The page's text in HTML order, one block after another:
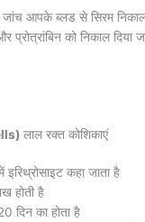
जांच आपके ब्लड से सिरम
प्रोत्रांबिन को निकाल दिया
लाल रक्त कोशिकाएं
इरिथ्रोसाइट कहा जाता है
होती है
दिन का होता है